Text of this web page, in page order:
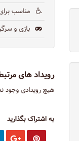
مناسب
بازی و
رویداد های
هیچ رویدادی وجود
به اشتراک بگذارید